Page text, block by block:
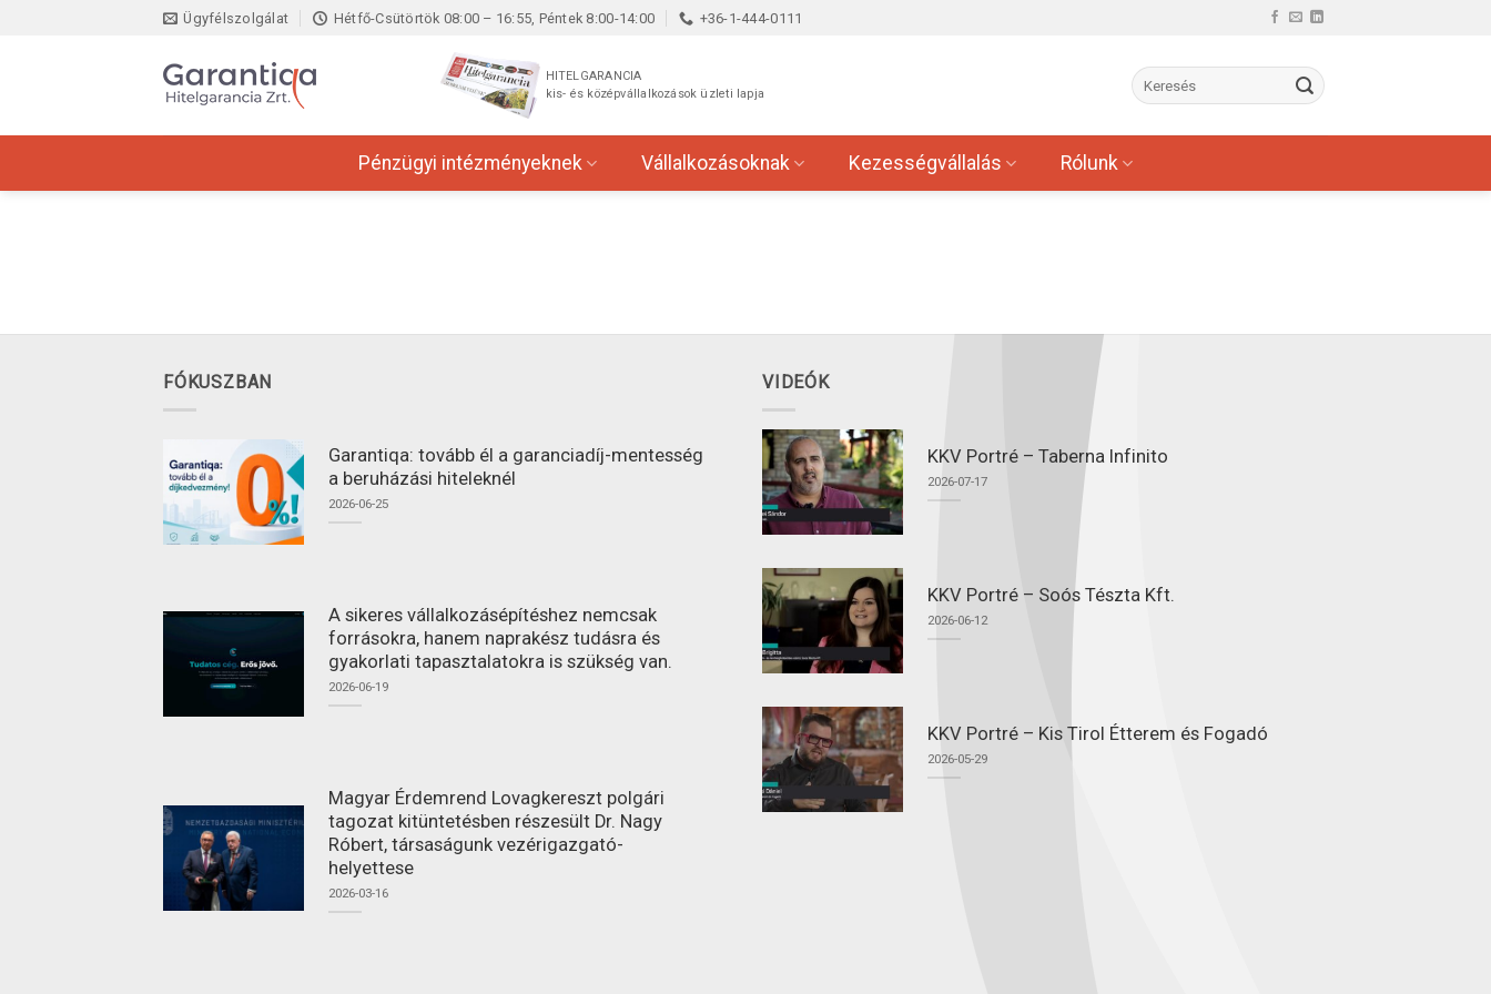
Ügyfélszolgálat Hétfő-Csütörtök 08:00 – 16:55, Péntek 8:00-14:00 +36-1-444-0111
HITELGARANCIA
kis- és középvállalkozások üzleti lapja
Pénzügyi intézményeknek Vállalkozásoknak Kezességvállalás Rólunk
FÓKUSZBAN
Garantiqa: tovább él a garanciadíj-mentesség
a beruházási hiteleknél
2026-06-25
A sikeres vállalkozásépítéshez nemcsak
forrásokra, hanem naprakész tudásra és
gyakorlati tapasztalatokra is szükség van.
2026-06-19
Magyar Érdemrend Lovagkereszt polgári
tagozat kitüntetésben részesült Dr. Nagy
Róbert, társaságunk vezérigazgató-
helyettese
2026-03-16
VIDEÓK
KKV Portré – Taberna Infinito
2026-07-17
KKV Portré – Soós Tészta Kft.
2026-06-12
KKV Portré – Kis Tirol Étterem és Fogadó
2026-05-29